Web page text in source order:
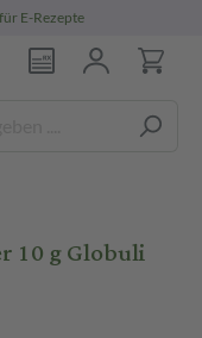
E-Rezepte
10 g Globuli